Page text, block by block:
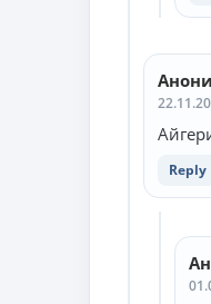
Reply